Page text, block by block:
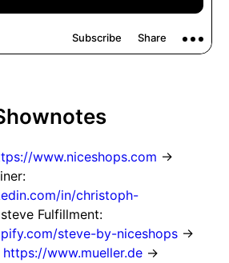
www.niceshops.com →
in/christoph-
Fulfillment:
steve-by-niceshops →
https://www.mueller.de →